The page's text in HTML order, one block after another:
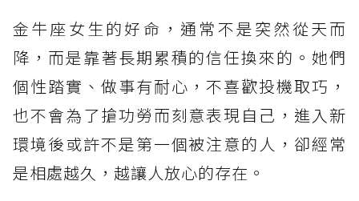
貴人運第1名：天秤座
金牛座女生的好命，通常不是突然從天而
降，而是靠著長期累積的信任換來的。她們
個性踏實、做事有耐心，不喜歡投機取巧，
也不會為了搶功勞而刻意表現自己，進入新
環境後或許不是第一個被注意的人，卻經常
是相處越久，越讓人放心的存在。